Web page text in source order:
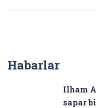
Habarlar
Ilham
sapar